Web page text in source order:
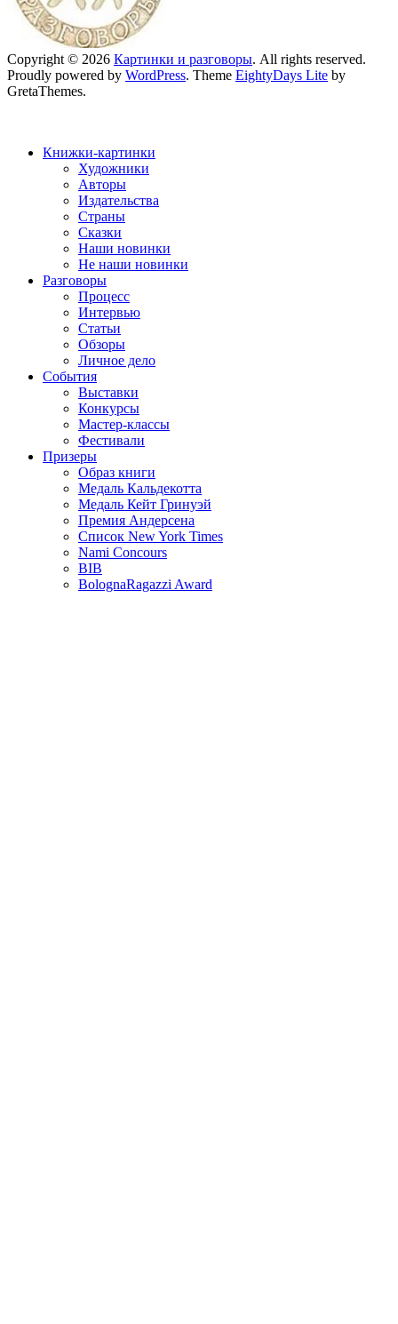
Copyright © 2026 Картинки и разговоры. All rights reserved.
Proudly powered by WordPress. Theme EightyDays Lite by
GretaThemes.
Книжки-картинки
Художники
Авторы
Издательства
Страны
Сказки
Наши новинки
Не наши новинки
Разговоры
Процесс
Интервью
Статьи
Обзоры
Личное дело
События
Выставки
Конкурсы
Мастер-классы
Фестивали
Призеры
Образ книги
Медаль Кальдекотта
Медаль Кейт Гринуэй
Премия Андерсена
Список New York Times
Nami Concours
BIB
BolognaRagazzi Award